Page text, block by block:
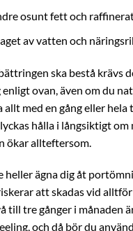
osunt fett och
av vatten och
ska bestå krävs
ovan, även om du
allt med en gång eller
hålla i långsiktigt om
ökar allteftersom.
heller ägna dig åt
att skadas vid
till tre gånger i månaden
och då bör du